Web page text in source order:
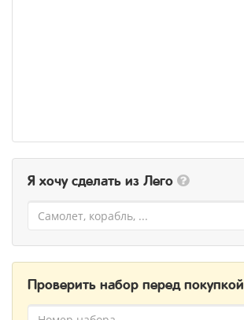
Я хочу сделать из Лего
Проверить набор перед покупкой